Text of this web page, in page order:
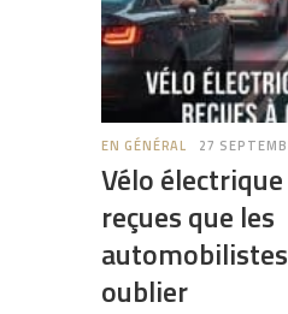
EN GÉNÉRAL 27
Vélo
reçues que les
oublier